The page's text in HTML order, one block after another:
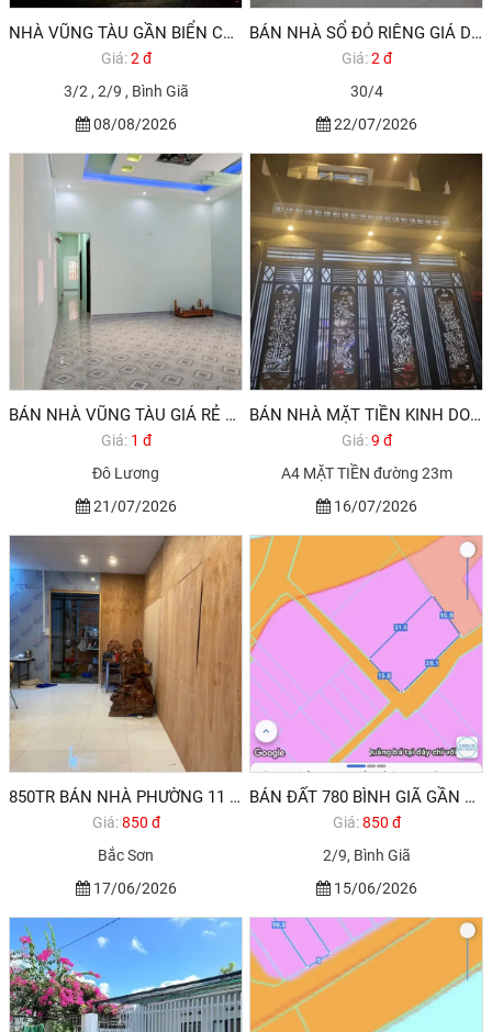
NHÀ VŨNG TÀU GẦN BIỂN CẦN BÁN GIÁ DƯỚI 3 TỶ
Giá:2 đ
3/2 , 2/9 , Bình Giã
08/08/2026
BÁN NHÀ SỔ ĐỎ RIÊNG GIÁ DƯỚI 2 TỶ ĐƯỜNG 30/4 PHƯỜNG 11 VŨNG TÀU
Giá:2 đ
30/4
22/07/2026
BÁN NHÀ VŨNG TÀU GIÁ RẺ 137M2 1,9 TỶ
Giá: 1 đ
Đô Lương
21/07/2026
BÁN NHÀ MẶT TIỀN KINH DOANH BUÔN BÁN TỐT ĐỐI DIỆN TRƯỜNG C1-2 VŨNG TÀU
Giá:9 đ
A4 MẶT TIỀN đường 23m
16/07/2026
850TR BÁN NHÀ PHƯỜNG 11 VŨNG TÀU. HÀNG HIẾM
Giá:850 đ
Bắc Sơn
17/06/2026
BÁN ĐẤT 780 BÌNH GIÃ GẦN ĐƯỜNG 2/9 CỔNG KHANG LINH VŨNG TÀU
Giá:850 đ
2/9, Bình Giã
15/06/2026